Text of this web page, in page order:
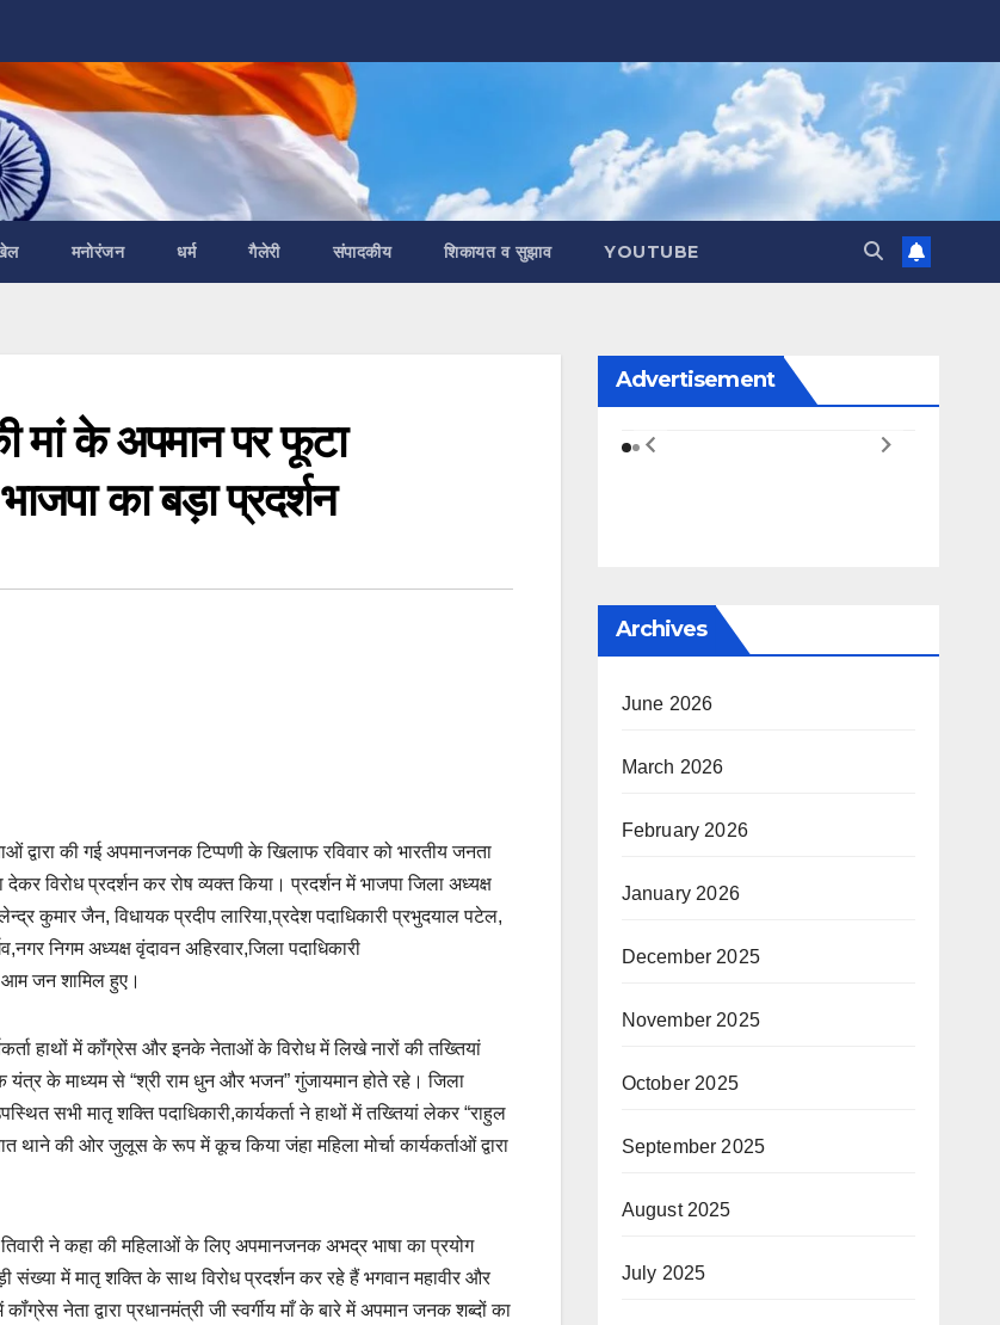
मनोरंजन धर्म गैलेरी संपादकीय शिकायत व सुझाव YOUTUBE
मां के अपमान पर फूटा
का बड़ा प्रदर्शन
द्वारा की गई अपमानजनक टिप्पणी के खिलाफ रविवार को भारतीय जनता
देकर विरोध प्रदर्शन कर रोष व्यक्त किया। प्रदर्शन में भाजपा जिला अध्यक्ष
कुमार जैन, विधायक प्रदीप लारिया,प्रदेश पदाधिकारी प्रभुदयाल पटेल,
निगम अध्यक्ष वृंदावन अहिरवार,जिला पदाधिकारी
आम जन शामिल हुए।
हाथों में कॉंग्रेस और इनके नेताओं के विरोध में लिखे नारों की तख्तियां
के माध्यम से “श्री राम धुन और भजन” गुंजायमान होते रहे। जिला
सभी मातृ शक्ति पदाधिकारी,कार्यकर्ता ने हाथों में तख्तियां लेकर “राहुल
थाने की ओर जुलूस के रूप में कूच किया जंहा महिला मोर्चा कार्यकर्ताओं द्वारा
तिवारी ने कहा की महिलाओं के लिए अपमानजनक अभद्र भाषा का प्रयोग
में मातृ शक्ति के साथ विरोध प्रदर्शन कर रहे हैं भगवान महावीर और
नेता द्वारा प्रधानमंत्री जी स्वर्गीय माँ के बारे में अपमान जनक शब्दों का
Advertisement
Archives
June 2026
March 2026
February 2026
January 2026
December 2025
November 2025
October 2025
September 2025
August 2025
July 2025